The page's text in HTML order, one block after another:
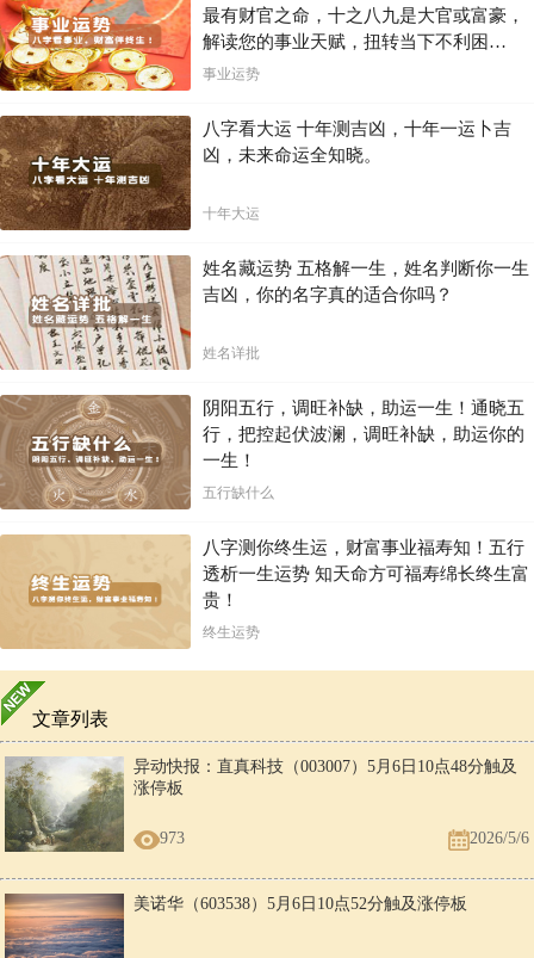
最有财官之命，十之八九是大官或富豪，
解读您的事业天赋，扭转当下不利困
局！！
事业运势
八字看大运 十年测吉凶，十年一运卜吉
凶，未来命运全知晓。
十年大运
姓名藏运势 五格解一生，姓名判断你一生
吉凶，你的名字真的适合你吗？
姓名详批
阴阳五行，调旺补缺，助运一生！通晓五
行，把控起伏波澜，调旺补缺，助运你的
一生！
五行缺什么
八字测你终生运，财富事业福寿知！五行
透析一生运势 知天命方可福寿绵长终生富
贵！
终生运势
文章列表
异动快报：直真科技（003007）5月6日10点48分触及
涨停板
973 2026/5/6
美诺华（603538）5月6日10点52分触及涨停板